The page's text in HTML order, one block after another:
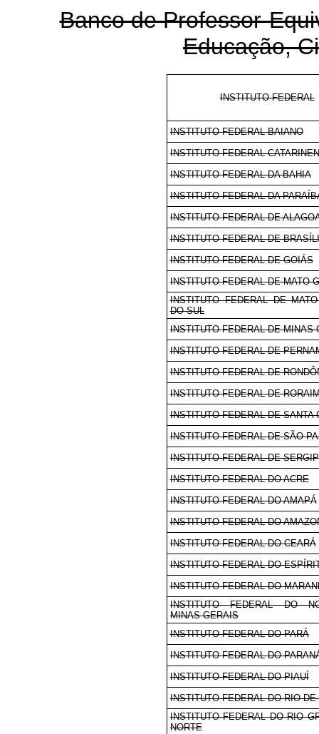
Banco de Professor-
Educação,
INSTITUTO FEDERAL
INSTITUTO FEDERAL BAIANO
INSTITUTO FEDERAL
INSTITUTO FEDERAL DA BAHIA
INSTITUTO FEDERAL DA
INSTITUTO FEDERAL DE
INSTITUTO FEDERAL DE
INSTITUTO FEDERAL DE GOIÁS
INSTITUTO FEDERAL DE MATO
INSTITUTO FEDERAL DE
DO SUL
INSTITUTO FEDERAL DE MINAS
INSTITUTO FEDERAL DE
INSTITUTO FEDERAL DE
INSTITUTO FEDERAL DE
INSTITUTO FEDERAL DE SANTA
INSTITUTO FEDERAL DE SÃO
INSTITUTO FEDERAL DE
INSTITUTO FEDERAL DO ACRE
INSTITUTO FEDERAL DO AMAPÁ
INSTITUTO FEDERAL DO
INSTITUTO FEDERAL DO CEARÁ
INSTITUTO FEDERAL DO
INSTITUTO FEDERAL DO
INSTITUTO FEDERAL DO
MINAS GERAIS
INSTITUTO FEDERAL DO PARÁ
INSTITUTO FEDERAL DO
INSTITUTO FEDERAL DO PIAUÍ
INSTITUTO FEDERAL DO RIO DE
INSTITUTO FEDERAL DO RIO
NORTE